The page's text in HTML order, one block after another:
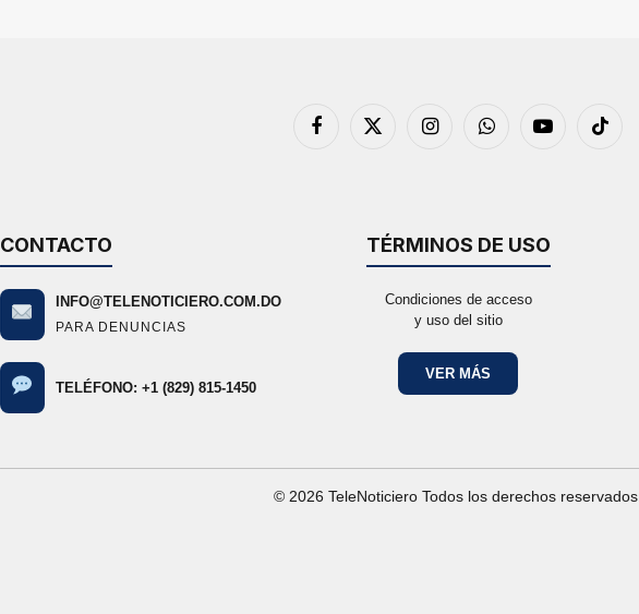
Facebook
X
InstagramWhatsAppYouTubeTikTok
CONTACTO
INFO@TELENOTICIERO.COM.DO
PARA DENUNCIAS
TELÉFONO: +1 (829) 815-1450
TÉRMINOS DE USO
Condiciones de acceso
y uso del sitio
VER MÁS
© 2026 TeleNoticiero Todos los derechos reservados.